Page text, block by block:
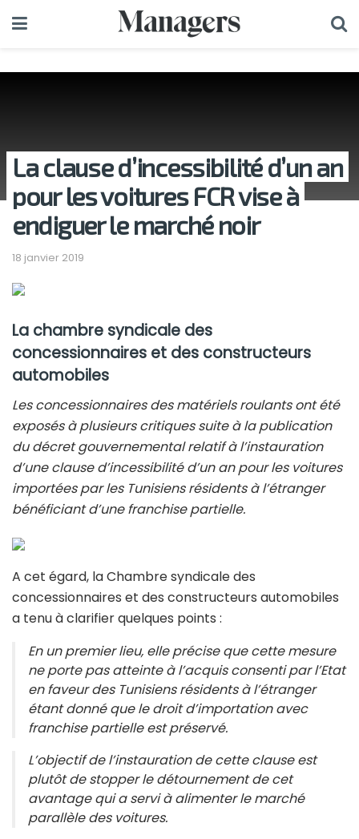
La clause d’incessibilité d’un an
pour les voitures FCR vise à
endiguer le marché noir
18 janvier 2019
La chambre syndicale des
concessionnaires et des constructeurs
automobiles
Les concessionnaires des matériels roulants ont été
exposés à plusieurs critiques suite à la publication
du décret gouvernemental relatif à l’instauration
d’une clause d’incessibilité d’un an pour les voitures
importées par les Tunisiens résidents à l’étranger
bénéficiant d’une franchise partielle.
A cet égard, la Chambre syndicale des
concessionnaires et des constructeurs automobiles
a tenu à clarifier quelques points :
En un premier lieu, elle précise que cette mesure
ne porte pas atteinte à l’acquis consenti par l’Etat
en faveur des Tunisiens résidents à l’étranger
étant donné que le droit d’importation avec
franchise partielle est préservé.
L’objectif de l’instauration de cette clause est
plutôt de stopper le détournement de cet
avantage qui a servi à alimenter le marché
parallèle des voitures.